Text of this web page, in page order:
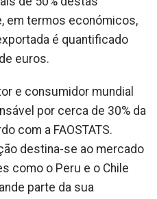
em termos económicos,
é quantificado
euros.
e consumidor mundial
por cerca de 30% da
com a FAOSTATS.
destina-se ao mercado
como o Peru e o Chile
parte da sua